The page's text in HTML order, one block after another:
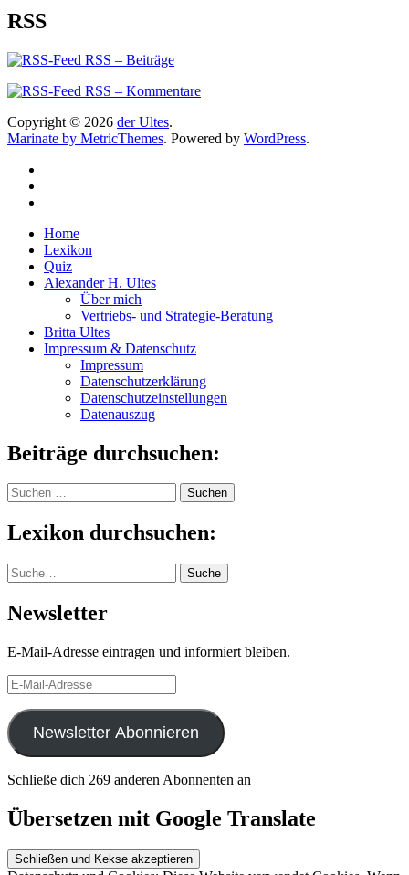
RSS
RSS – Beiträge
RSS – Kommentare
Copyright © 2026 der Ultes.
Marinate by MetricThemes. Powered by WordPress.
Home
Lexikon
Quiz
Alexander H. Ultes
Über mich
Vertriebs- und Strategie-Beratung
Britta Ultes
Impressum & Datenschutz
Impressum
Datenschutzerklärung
Datenschutzeinstellungen
Datenauszug
Beiträge durchsuchen:
Suchen
nach:
Lexikon durchsuchen:
Suche Suche
Newsletter
E-Mail-Adresse eintragen und informiert bleiben.
E-
Mail-
Adresse
Newsletter Abonnieren
Schließe dich 269 anderen Abonnenten an
Übersetzen mit Google Translate